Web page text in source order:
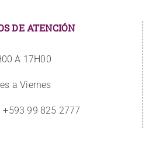
DE ATENCIÓN
A 17H00
a Viernes
+593 99 825 2777